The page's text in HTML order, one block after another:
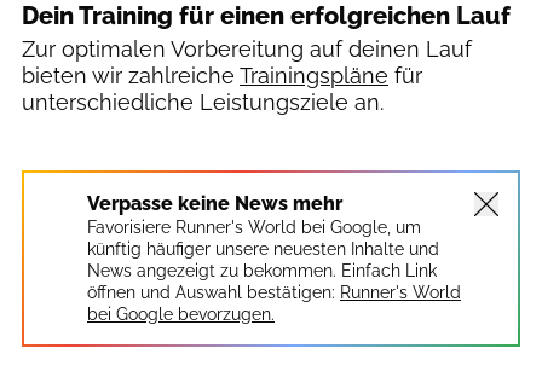
Dein Training für einen erfolgreichen Lauf
Zur optimalen Vorbereitung auf deinen Lauf
bieten wir zahlreiche Trainingspläne für
unterschiedliche Leistungsziele an.
Verpasse keine News mehr
Favorisiere Runner's World bei Google, um
künftig häufiger unsere neuesten Inhalte und
News angezeigt zu bekommen. Einfach Link
öffnen und Auswahl bestätigen: Runner's World
bei Google bevorzugen.